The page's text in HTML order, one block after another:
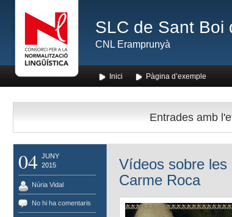
SLC de Sant Boi
CNL Eramprunyà
Inici Pàgina d’exemple
Entrades amb
04 JUNY
2015
Núria Vidal
No hi ha comentaris
Vídeos sobre les
Carme Roca